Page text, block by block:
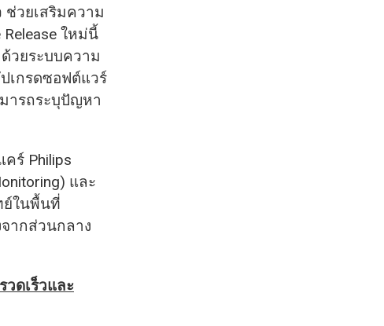
ช่วยเสริมความ
ใหม่นี้
วยระบบความ
เกรดซอฟต์แวร์
ารถระบุปัญหา
ร์ Philips
และ
ย์ในพื้นที่
ากส่วนกลาง
ดเร็วและ